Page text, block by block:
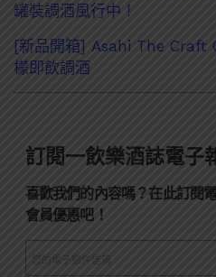
罐裝調酒風行中！
[新品開箱] Asahi The Craft
檬即飲調酒
訂閱一飲樂酒誌電子
喜歡我們的內容嗎？在此訂閱
會員優惠吧！